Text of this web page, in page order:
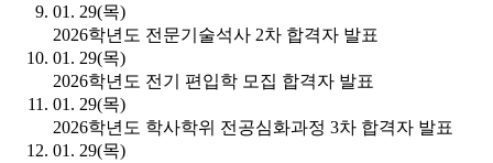
01. 29(목)
2026학년도 전문기술석사 2차 합격자 발표
01. 29(목)
2026학년도 전기 편입학 모집 합격자 발표
01. 29(목)
2026학년도 학사학위 전공심화과정 3차 합격자 발표
01. 29(목)